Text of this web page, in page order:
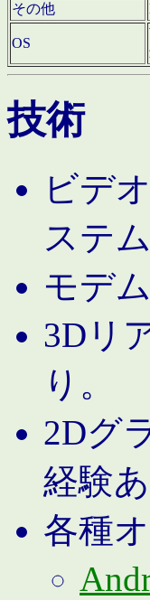
その他
OS
技術
ビデ
ステ
モデ
3Dリ
り。
2Dグ
経験あ
各種